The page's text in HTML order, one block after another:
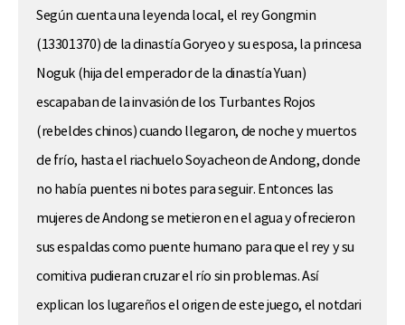
Según cuenta una leyenda local, el rey Gongmin
(13301370) de la dinastía Goryeo y su esposa, la princesa
Noguk (hija del emperador de la dinastía Yuan)
escapaban de la invasión de los Turbantes Rojos
(rebeldes chinos) cuando llegaron, de noche y muertos
de frío, hasta el riachuelo Soyacheon de Andong, donde
no había puentes ni botes para seguir. Entonces las
mujeres de Andong se metieron en el agua y ofrecieron
sus espaldas como puente humano para que el rey y su
comitiva pudieran cruzar el río sin problemas. Así
explican los lugareños el origen de este juego, el notdari